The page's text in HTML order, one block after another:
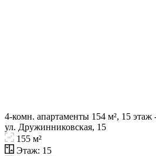
4-комн. апартаменты 154 м², 15 этаж
ул. Дружинниковская, 15
155 м²
Этаж: 15